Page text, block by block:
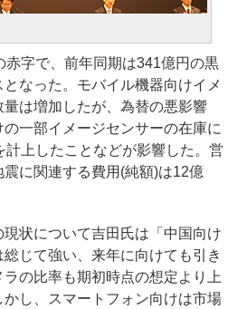
字で、前年同期は341億円の黒
なった。モバイル機器向けイメ
は増加したが、為替の悪影響
一部イメージセンサーの在庫に
計上したことなどが影響した。営
に関連する費用(純額)は12億
状について吉田氏は「中国向け
じて強い、来年に向けても引き
の比率も期初時点の想定より上
し、スマートフォン向けは市場